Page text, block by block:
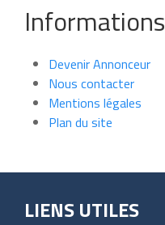
Informations
Devenir Annonceur
Nous contacter
Mentions légales
Plan du site
LIENS UTILES